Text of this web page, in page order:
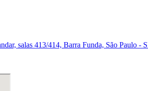
salas 413/414, Barra Funda, São Paulo -